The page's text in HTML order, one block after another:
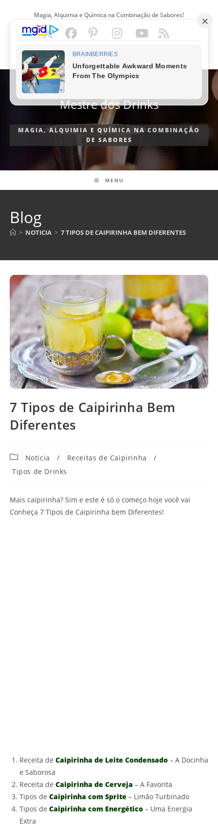
Magia, Alquimia e Química na Combinação de Sabores!
PORTUGUÊS
Mestre dos Drinks
MAGIA, ALQUIMIA E QUÍMICA NA COMBINAÇÃO
DE SABORES
MENU
Blog
> NOTICIA > 7 TIPOS DE CAIPIRINHA BEM DIFERENTES
7 Tipos de Caipirinha Bem
Diferentes
Categoria
post:
Noticia / Receitas de Caipirinha
/
Tipos de Drinks
Mais caipirinha? Sim e este é só o começo hoje você vai
Conheça 7 Tipos de Caipirinha bem Diferentes!
Receita de Caipirinha de Leite Condensado – A Docinha
e Saborosa
Receita de Caipirinha de Cerveja – A Favorita
Tipos de Caipirinha com Sprite – Limão Turbinado
Tipos de Caipirinha com Energético – Uma Energia
Extra